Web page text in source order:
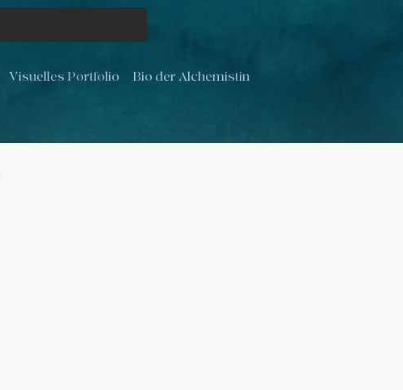
Visuelles Portfolio Bio der Alchemistin